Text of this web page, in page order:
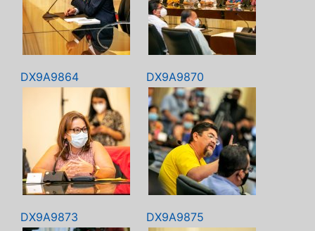
DX9A9864 DX9A9870
DX9A9873 DX9A9875